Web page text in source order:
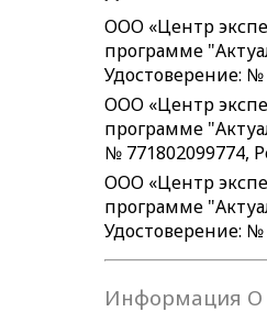
ООО «Центр
программе
Удостоверение: №
ООО «Центр
программе
№ 771802099774,
ООО «Центр
программе
Удостоверение: №
Информация О